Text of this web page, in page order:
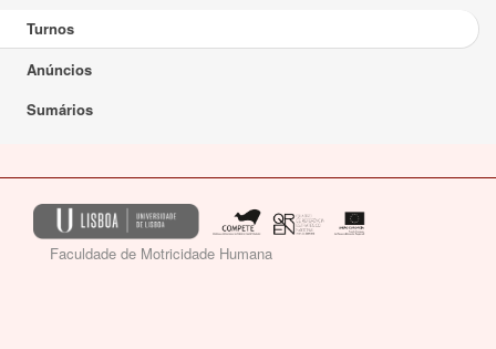
Turnos
Anúncios
Sumários
Faculdade de Motricidade Humana